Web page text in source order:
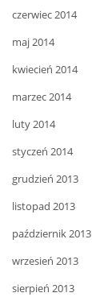
czerwiec 2014
maj 2014
kwiecień 2014
marzec 2014
luty 2014
styczeń 2014
grudzień 2013
listopad 2013
październik 2013
wrzesień 2013
sierpień 2013